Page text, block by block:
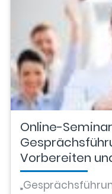
Online-
Vorbereiten